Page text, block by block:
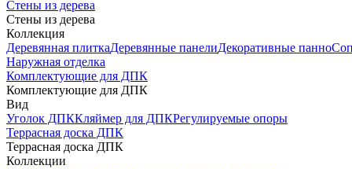
Стены из дерева
Стены из дерева
Коллекция
Деревянная плиткаДеревянные панелиДекоративные панно
Наружная отделка
Комплектующие для ДПК
Комплектующие для ДПК
Вид
Уголок ДПККляймер для ДПКРегулируемые опоры
Террасная доска ДПК
Террасная доска ДПК
Коллекции